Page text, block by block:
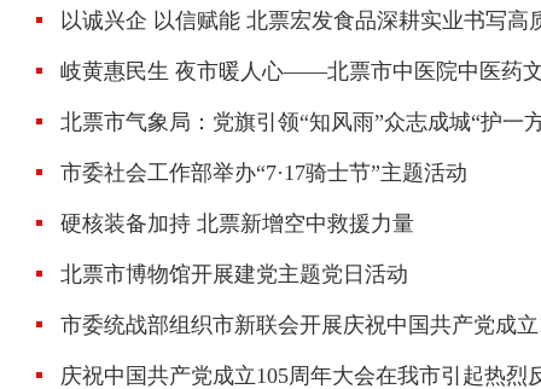
以诚兴企 以信赋能 北票宏发食品深耕实业书写高
岐黄惠民生 夜市暖人心——北票市中医院中医药
北票市气象局：党旗引领“知风雨”众志成城“护一
市委社会工作部举办“7·17骑士节”主题活动
硬核装备加持 北票新增空中救援力量
北票市博物馆开展建党主题党日活动
市委统战部组织市新联会开展庆祝中国共产党成
庆祝中国共产党成立105周年大会在我市引起热烈